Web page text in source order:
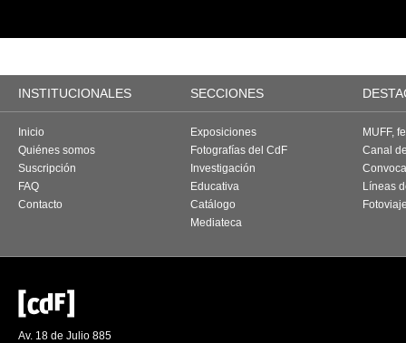
INSTITUCIONALES SECCIONES
Inicio
Quiénes somos
Suscripción
FAQ
Contacto
Exposiciones
Fotografías del CdF
Investigación
Educativa
Catálogo
Mediateca
MUFF,
Canal
Líneas
Av. 18 de Julio 885